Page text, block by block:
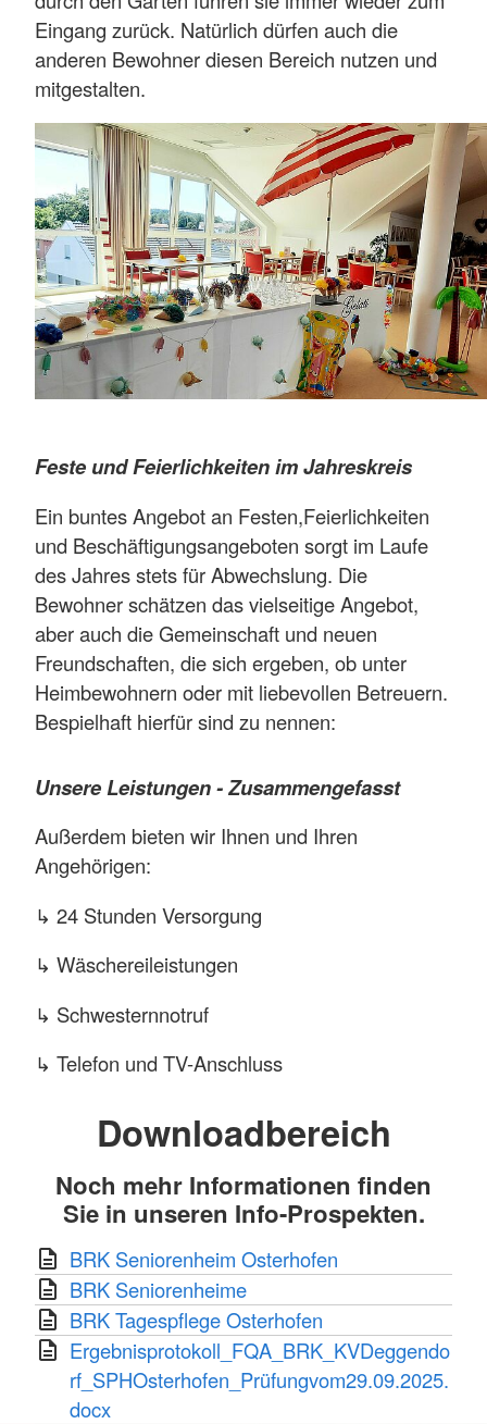
Eingang zurück. Natürlich dürfen auch die
anderen Bewohner diesen Bereich nutzen und
mitgestalten.
Feste und Feierlichkeiten im Jahreskreis
Ein buntes Angebot an Festen,Feierlichkeiten
und Beschäftigungsangeboten sorgt im Laufe
des Jahres stets für Abwechslung. Die
Bewohner schätzen das vielseitige Angebot,
aber auch die Gemeinschaft und neuen
Freundschaften, die sich ergeben, ob unter
Heimbewohnern oder mit liebevollen Betreuern.
Bespielhaft hierfür sind zu nennen:
↳ Ausflüge in die Region
↳ Starkbier-, Oster-, Faschings- und
Unsere Leistungen - Zusammengefasst
Außerdem bieten wir Ihnen und Ihren
Angehörigen:
↳ 24 Stunden Versorgung
↳ Wäschereileistungen
↳ Schwesternnotruf
↳ Telefon und TV-Anschluss
↳ Hilfen zur Lebensgestaltung
↳ Hauskapelle, Friseursalon
Mehr anzeigen
Downloadbereich
Noch mehr Informationen finden
Sie in unseren Info-Prospekten.
BRK Seniorenheim Osterhofen
BRK Seniorenheime
BRK Tagespflege Osterhofen
Ergebnisprotokoll_FQA_BRK_KVDeggendo
rf_SPHOsterhofen_Prüfungvom29.09.2025.
docx